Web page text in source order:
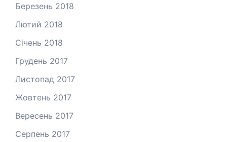
Березень 2018
Лютий 2018
Січень 2018
Грудень 2017
Листопад 2017
Жовтень 2017
Вересень 2017
Серпень 2017